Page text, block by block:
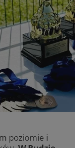
poziomie i